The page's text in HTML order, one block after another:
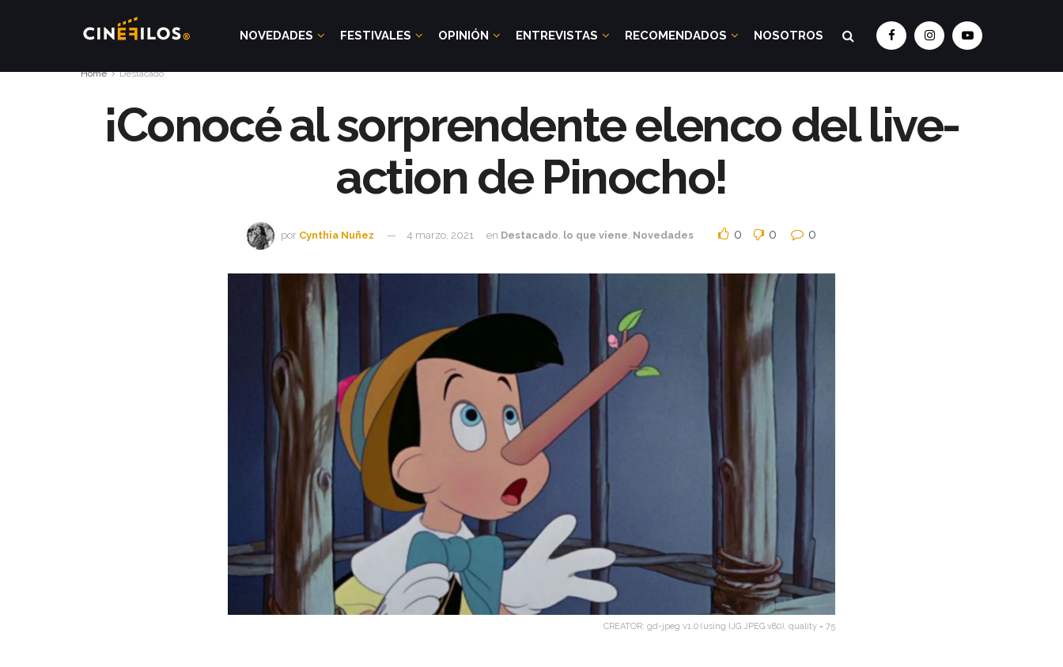
NOVEDADES FESTIVALES OPINIÓN ENTREVISTAS RECOMENDADOS NOSOTROS
Home Destacado
¡Conocé al sorprendente elenco del live-
action de Pinocho!
por Cynthia Nuñez 4 marzo, 2021 en Destacado lo que viene Novedades 0 0 0
CREATOR: gd-jpeg v1.0 (using IJG JPEG v80), quality = 75